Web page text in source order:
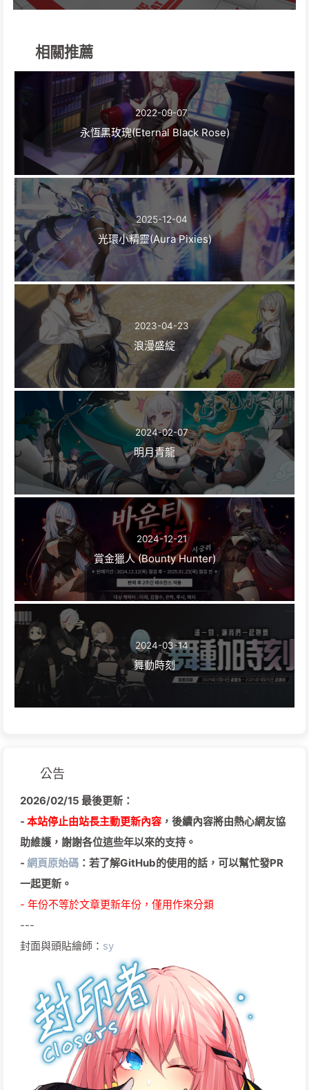
相關推薦
2022-09-07
永恆黑玫瑰(Eternal Black Rose)
2025-12-04
光環小精靈(Aura Pixies)
2023-04-23
浪漫盛綻
2024-02-07
明月青龍
2024-12-21
賞金獵人 (Bounty Hunter)
2024-03-14
舞動時刻
公告
2026/02/15 最後更新：
- 本站停止由站長主動更新內容 ，後續內容將由熱心網友協
助維護，謝謝各位這些年以來的支持。
- 網頁原始碼 ：若了解GitHub的使用的話，可以幫忙發PR
一起更新。
- 年份不等於文章更新年份，僅用作來分類
---
封面與頭貼繪師： sy